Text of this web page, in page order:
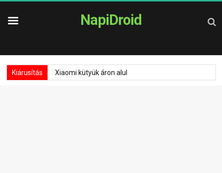
NapiDroid
Kiárusítás Xiaomi kütyük áron alul